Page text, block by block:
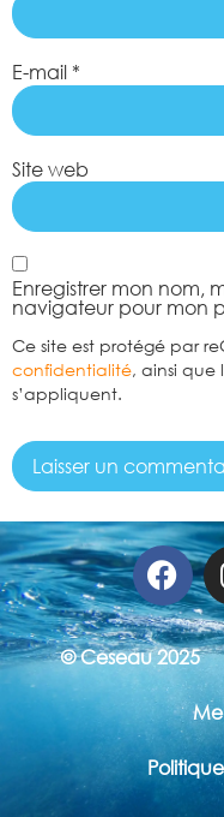
E-mail *
Site web
Enregistrer mon nom,
navigateur pour mon
Ce site est protégé par
confidentialité, ainsi que
s’appliquent.
© Ceseau 2025